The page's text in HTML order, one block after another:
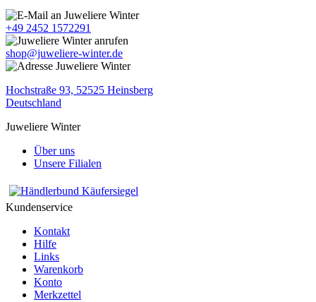
+49 2452 1572291
shop@juweliere-winter.de
Hochstraße 93, 52525 Heinsberg
Deutschland
Juweliere Winter
Über uns
Unsere Filialen
Kundenservice
Kontakt
Hilfe
Links
Warenkorb
Konto
Merkzettel